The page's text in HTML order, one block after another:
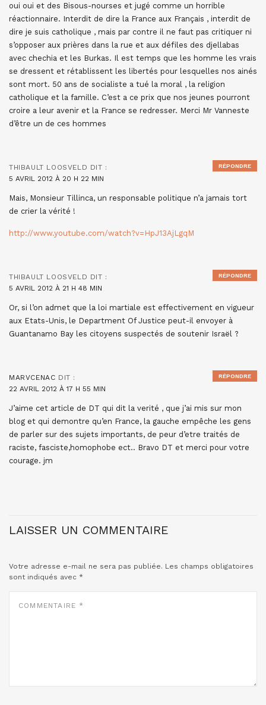
oui oui et des Bisous-nourses et jugé comme un horrible
réactionnaire. Interdit de dire la France aux Français , interdit de
dire je suis catholique , mais par contre il ne faut pas critiquer ni
s’opposer aux prières dans la rue et aux défiles des djellabas
avec chechia et les Burkas. Il est temps que les homme les vrais
se dressent et rétablissent les libertés pour lesquelles nos ainés
sont mort. 50 ans de socialiste a tué la moral , la religion
catholique et la famille. C’est a ce prix que nos jeunes pourront
croire a leur avenir et la France se redresser. Merci Mr Vanneste
d’être un de ces hommes
THIBAULT LOOSVELD DIT :
5 AVRIL 2012 À 20 H 22 MIN
Mais, Monsieur Tillinca, un responsable politique n’a jamais tort
de crier la vérité !
http://www.youtube.com/watch?v=HpJ13AjLgqM
RÉPONDRE
THIBAULT LOOSVELD DIT :
5 AVRIL 2012 À 21 H 48 MIN
Or, si l’on admet que la loi martiale est effectivement en vigueur
aux Etats-Unis, le Department Of Justice peut-il envoyer à
Guantanamo Bay les citoyens suspectés de soutenir Israël ?
RÉPONDRE
MARVCENAC DIT :
22 AVRIL 2012 À 17 H 55 MIN
J’aime cet article de DT qui dit la verité , que j’ai mis sur mon
blog et qui demontre qu’en France, la gauche empêche les gens
de parler sur des sujets importants, de peur d’etre traités de
raciste, fasciste,homophobe ect.. Bravo DT et merci pour votre
courage. jm
RÉPONDRE
LAISSER UN COMMENTAIRE
Votre adresse e-mail ne sera pas publiée. Les champs obligatoires
sont indiqués avec *